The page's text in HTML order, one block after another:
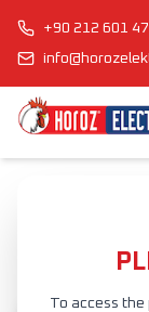
+90 212 601
To access the